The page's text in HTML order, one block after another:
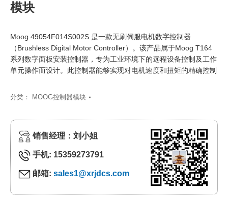
模块
Moog 49054F014S002S 是一款无刷伺服电机数字控制器
（Brushless Digital Motor Controller）。该产品属于Moog T164
系列数字面板安装控制器，专为工业环境下的远程设备控制及工作
单元操作而设计。此控制器能够实现对电机速度和扭矩的精确控制
分类： MOOG控制器模块
销售经理：刘小姐
手机: 15359273791
邮箱: sales1@xrjdcs.com